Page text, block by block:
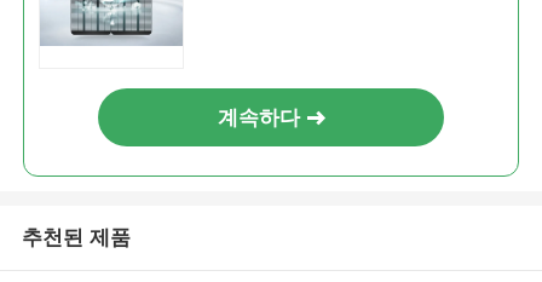
계속하다
추천된 제품